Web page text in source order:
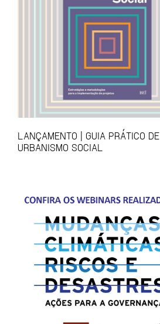
LANÇAMENTO | GUIA PRÁTICO DE
URBANISMO SOCIAL